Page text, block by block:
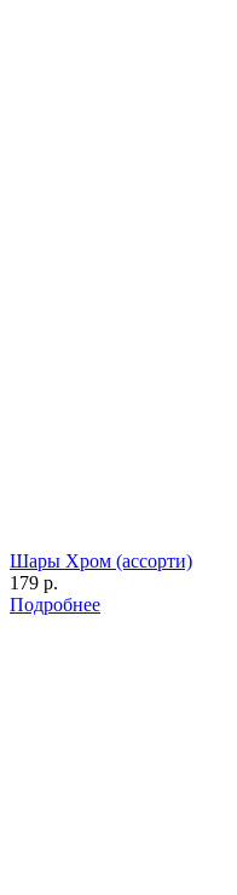
Шары Хром (ассорти)
179 р.
Подробнее